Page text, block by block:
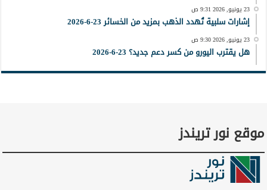
23 يونيو, 2026 9:31 ص
إشارات سلبية تُهدد الذهب بمزيد من الخسائر 23-6-2026
23 يونيو, 2026 9:30 ص
هل يقترب اليورو من كسر دعم جديد؟ 23-6-2026
موقع نور تريندز